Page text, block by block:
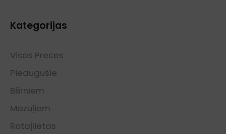
Kategorijas
Visas Preces
Pieaugušie
Bērniem
Mazuļiem
Rotaļlietas